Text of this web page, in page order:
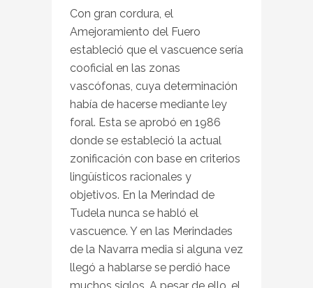
Con gran cordura, el
Amejoramiento del Fuero
estableció que el vascuence sería
cooficial en las zonas
vascófonas, cuya determinación
había de hacerse mediante ley
foral. Esta se aprobó en 1986
donde se estableció la actual
zonificación con base en criterios
lingüísticos racionales y
objetivos. En la Merindad de
Tudela nunca se habló el
vascuence. Y en las Merindades
de la Navarra media si alguna vez
llegó a hablarse se perdió hace